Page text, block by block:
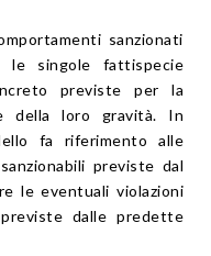
sanzionati
le singole fattispecie
previste per la
della loro gravità. In
fa riferimento alle
previste dal
le eventuali violazioni
dalle predette